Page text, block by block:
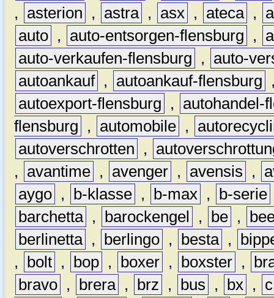
,
asterion , astra , asx , ateca ,
auto , auto-entsorgen-flensburg ,
auto-verkaufen-flensburg
,
auto-
autoankauf , autoankauf-flensburg
autoexport-flensburg
,
autohandel-
flensburg
, automobile ,
autoverschrotten
,
,
avantime , avenger , avensis ,
aygo , b-klasse , b-max , b-serie
barchetta , barockengel , be ,
berlinetta , berlingo , besta ,
,
bolt , bop , boxer , boxster ,
bravo , brera , brz , bus , bx ,
c